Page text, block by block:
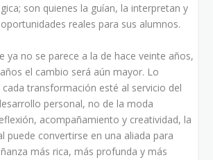
son quienes la guían, la interpretan y
reales para sus alumnos.
ya no se parece a la de hace veinte años,
el cambio será aún mayor. Lo
transformación esté al servicio del
personal, no de la moda
acompañamiento y creatividad, la
puede convertirse en una aliada para
más rica, más profunda y más